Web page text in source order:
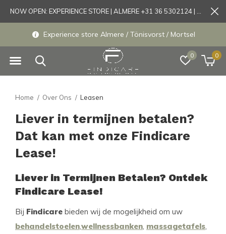
0 0
Experience store Almere / Tönisvorst / Mortsel
Home Over Ons Leasen
Liever in termijnen betalen?
Dat kan met onze Findicare
Lease!
Liever in Termijnen Betalen? Ontdek
Findicare Lease!
Bij Findicare bieden wij de mogelijkheid om uw
behandelstoelen,wellnessbanken, massagetafels,